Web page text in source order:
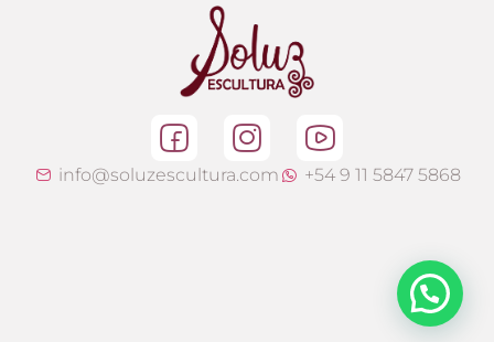
info@soluzescultura.com +54 9 11 5847 5868